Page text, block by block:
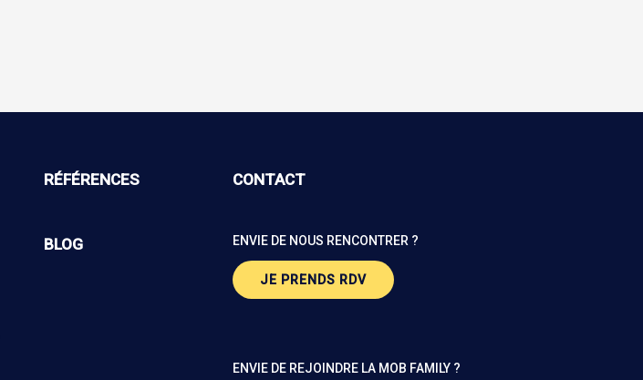
RÉFÉRENCES
BLOG
CONTACT
ENVIE DE NOUS RENCONTRER ?
JE PRENDS RDV
ENVIE DE REJOINDRE LA MOB FAMILY ?